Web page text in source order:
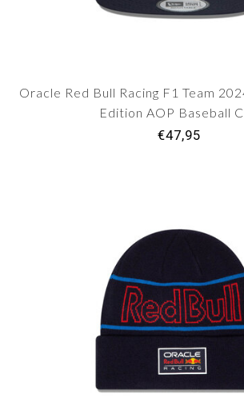
Oracle Red Bull Racing F1 Team
Edition AOP Baseball
€47,95